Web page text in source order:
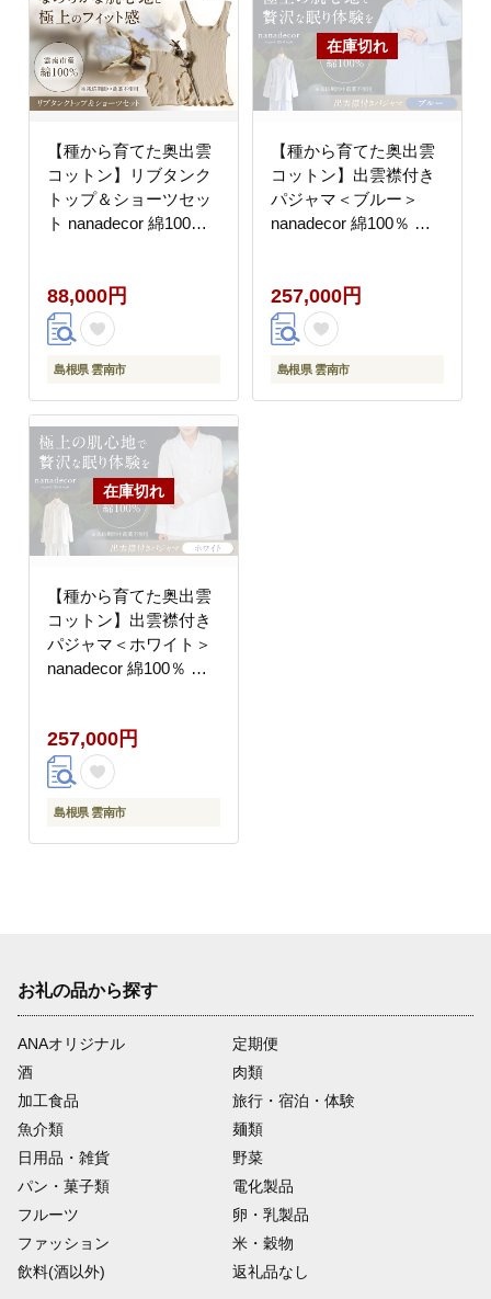
【種から育てた奥出雲
コットン】リブタンク
トップ＆ショーツセッ
ト nanadecor 綿100％
[AIEP001]
88,000円
島根県 雲南市
【種から育てた奥出雲
コットン】出雲襟付き
パジャマ＜ブルー＞
nanadecor 綿100％ 島
257,000円
島根県 雲南市
【種から育てた奥出雲
コットン】出雲襟付き
パジャマ＜ホワイト＞
nanadecor 綿100％ 島
257,000円
島根県 雲南市
お礼の品から探す
ANAオリジナル
定期便
酒
肉類
加工食品
旅行・宿泊・体験
魚介類
麺類
日用品・雑貨
野菜
パン・菓子類
電化製品
フルーツ
卵・乳製品
ファッション
米・穀物
飲料(酒以外)
返礼品なし